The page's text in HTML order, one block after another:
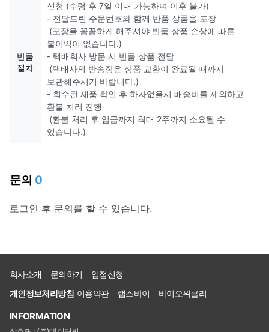
반품
절차
신청 (수령 후 7일 이내 가능하며 이후 불가)
- 전달드린 주문번호와 함께 반품 상품을 포장
(포장을 꼼꼼하게 해주셔야 반품 상품 손상에 따른
불이익이 없습니다.)
- 택배회사 방문 시 반품 상품 전달
(택배사의 반송장은 상품 교환이 완료될 때까지
보관해주시기 바랍니다.)
- 회수된 제품 확인 후 하자없을시 배송비를 제외하고
환불 처리 진행
(환불 처리 후 입금까지 최대 2주까지 소요될 수
있습니다.)
문의 0
로그인 후 문의를 할 수 있습니다.
회사소개 문의하기
입점신청
개인정보처리방침 이용약관 랩스바이 바이오위클리
INFORMATION